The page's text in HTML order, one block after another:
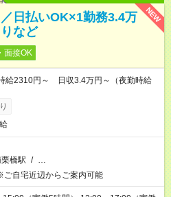
NEW
日払いOK×1勤務3.4万
など
面接OK
給2310円～ 日収3.4万円～（夜勤時給
橋駅 / …
自宅近辺からご案内可能